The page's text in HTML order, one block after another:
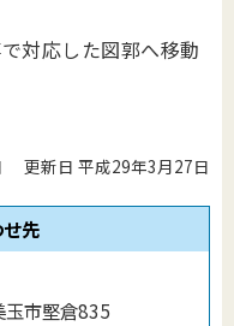
対応した図郭へ移動
更新日 平成29年3月27日
先
市堅倉835